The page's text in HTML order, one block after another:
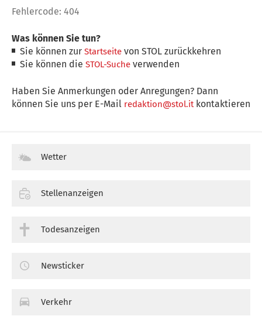
Fehlercode: 404
Was können Sie tun?
Sie können zurStartseite von STOL zurückkehren
Sie können dieSTOL-Suche verwenden
Haben Sie Anmerkungen oder Anregungen? Dann
können Sie uns per E-Mail redaktion@stol.itkontaktieren
Wetter
Stellenanzeigen
Todesanzeigen
Newsticker
Verkehr